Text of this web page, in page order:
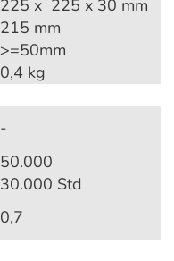
225 x 225 x 30 mm
215 mm
>=50mm
0,4 kg
-
50.000
30.000 Std
0,7